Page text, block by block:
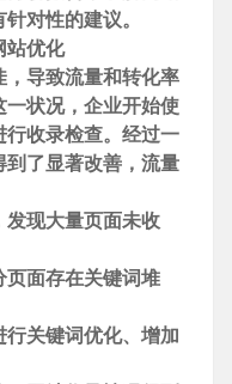
对性的建议。
站优化
，导致流量和转化率
一状况，企业开始使
行收录检查。经过一
到了显著改善，流量
发现大量页面未收
页面存在关键词堆
行关键词优化、增加